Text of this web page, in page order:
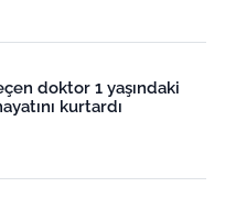
doktor 1 yaşındaki
kurtardı